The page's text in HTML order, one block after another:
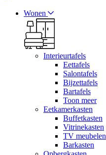
Wonen
Interieurtafels
Eettafels
Salontafels
Bijzettafels
Bartafels
Toon meer
Eetkamerkasten
Buffetkasten
Vitrinekasten
TV meubelen
Barkasten